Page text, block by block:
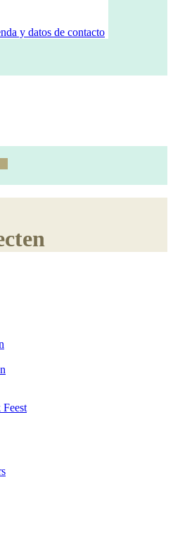
y datos de contacto